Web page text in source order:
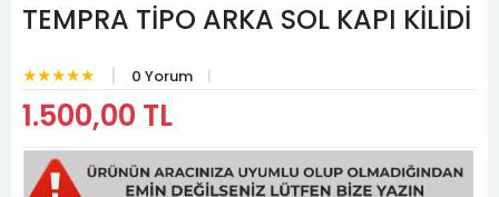
TEMPRA TİPO ARKA SOL KAPI KİLİDİ
★★★★★ 0 Yorum
1.500,00 TL